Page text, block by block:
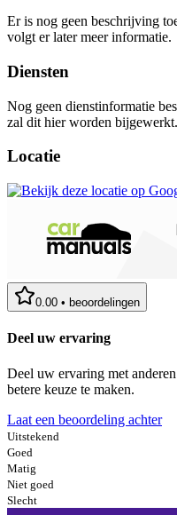
Er is nog geen beschrijving
volgt er later meer informatie.
Diensten
Nog geen dienstinformatie
zal dit hier worden bijgewerkt.
Locatie
0.00 • beoordelingen
Deel uw ervaring
Deel uw ervaring met
betere keuze te maken.
Laat een beoordeling achter
Uitstekend
Goed
Matig
Niet goed
Slecht